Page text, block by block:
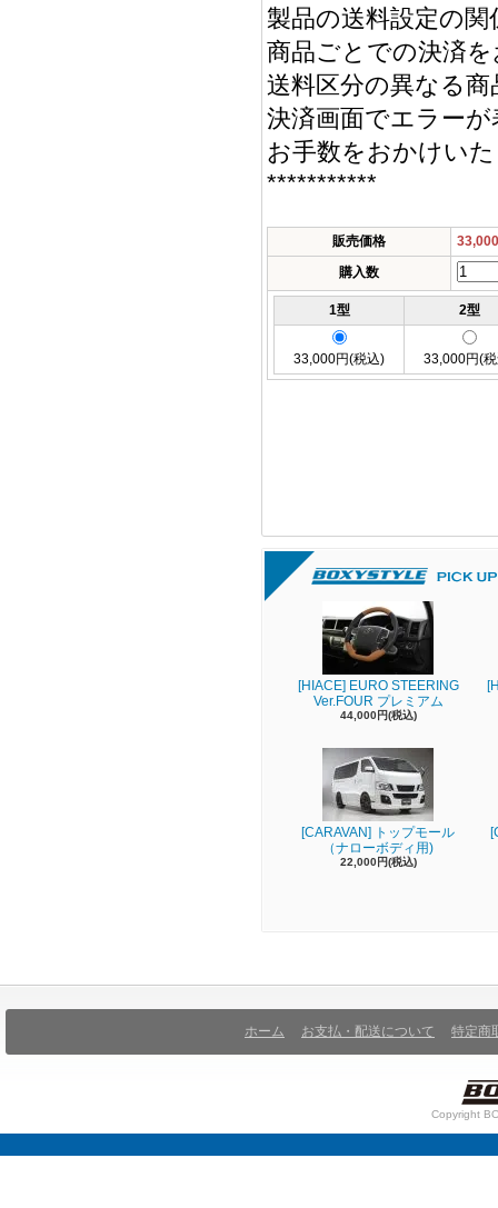
製品の送料設定の
商品ごとでの決済
送料区分の異なる
決済画面でエラー
お手数をおかけい
***********
販売価格
購入数
1型 2型
33,000円(税込) 33,000円(
[HIACE] EURO STEERING
Ver.FOUR プレミアム
44,000円(税込)
[CARAVAN] トップモール
（ナローボディ用)
22,000円(税込)
ホーム お支払・配送について 特定商
Copyright